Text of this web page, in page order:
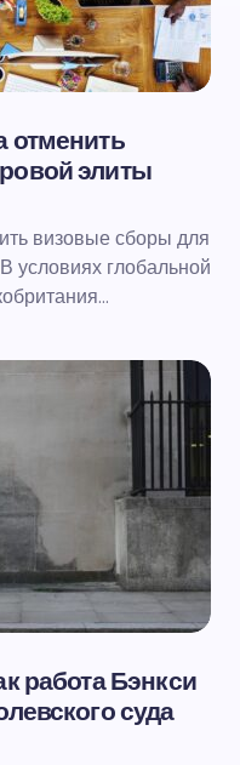
отменить
элиты
визовые сборы для
условиях глобальной
работа Бэнкси
суда